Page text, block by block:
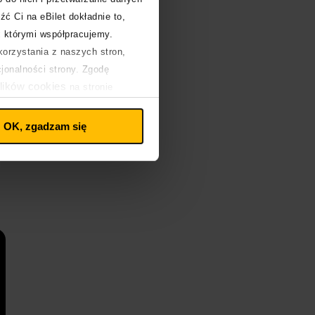
Ci na eBilet dokładnie to,
współpracujemy.
z naszych stron,
strony. Zgodę
cookies
OK, zgadzam się